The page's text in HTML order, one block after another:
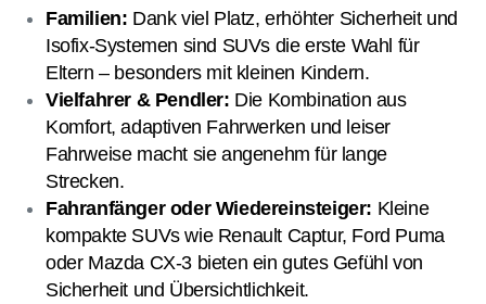
Familien: Dank viel Platz, erhöhter Sicherheit und
Isofix-Systemen sind SUVs die erste Wahl für
Eltern – besonders mit kleinen Kindern.
Vielfahrer & Pendler: Die Kombination aus
Komfort, adaptiven Fahrwerken und leiser
Fahrweise macht sie angenehm für lange
Strecken.
Fahranfänger oder Wiedereinsteiger: Kleine
kompakte SUVs wie Renault Captur, Ford Puma
oder Mazda CX-3 bieten ein gutes Gefühl von
Sicherheit und Übersichtlichkeit.